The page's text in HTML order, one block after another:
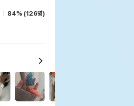
84% (126명)